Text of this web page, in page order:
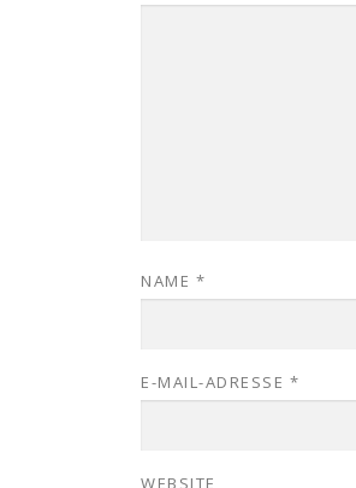
NAME *
E-MAIL-ADRESSE *
WEBSITE